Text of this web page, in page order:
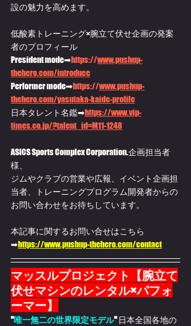
設の魅力を高めます。
低酸素トレーニング×腕立て伏せ企画の発案
者のプロフィール
President mode➡https://www.pushup-
thehero.com/introduce
Performer mode➡https://www.pushup-
thehero.com/yasutaka-kaide-profile
日本タレント名鑑➡https://www.vip-
times.co.jp/?talent_id=M11-1248
ASICS Sports Complex Corporation.企画担当者
様、
ジムやクラブの営業や広報、イベント企画担
当者、トレーニングプログラム開発者からの
お問い合わせをお待ちしています。
本記事に関するお問い合せはこちら
➡https://www.pushup-thehero.com/contact
マッスルプロジェクト【腕立て
伏せマシンのレンタル×パフォ
ーマー】
"唯一無二の世界限定モデル" 日本全国各地の